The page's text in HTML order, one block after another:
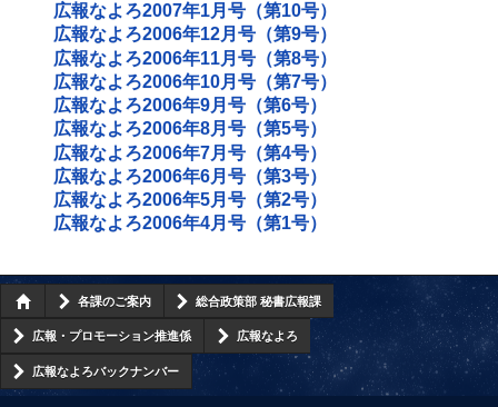
広報なよろ2007年1月号（第10号）
広報なよろ2006年12月号（第9号）
広報なよろ2006年11月号（第8号）
広報なよろ2006年10月号（第7号）
広報なよろ2006年9月号（第6号）
広報なよろ2006年8月号（第5号）
広報なよろ2006年7月号（第4号）
広報なよろ2006年6月号（第3号）
広報なよろ2006年5月号（第2号）
広報なよろ2006年4月号（第1号）
各課のご案内 総合政策部 秘書広報課
広報・プロモーション推進係 広報なよろ
広報なよろバックナンバー